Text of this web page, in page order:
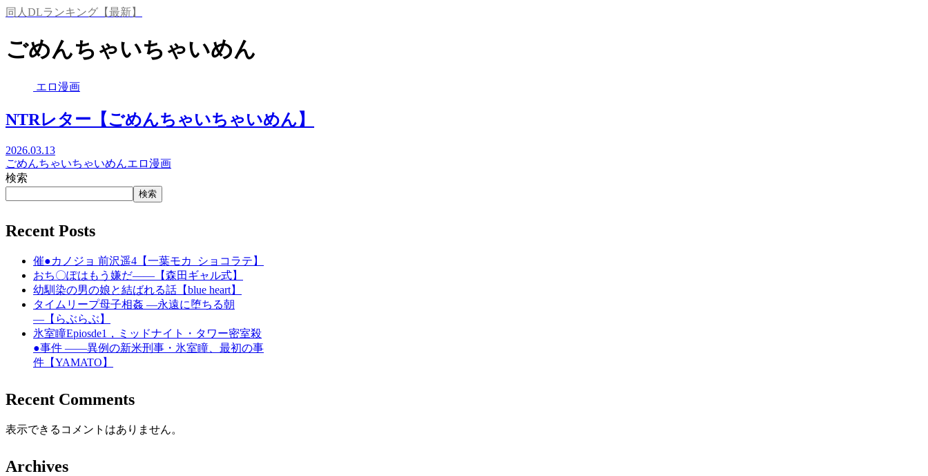
同人DLランキング【最新】
ごめんちゃいちゃいめん
エロ漫画
NTRレター【ごめんちゃいちゃいめん】
2026.03.13
ごめんちゃいちゃいめんエロ漫画
検索
検索
Recent Posts
催●カノジョ 前沢遥4【一葉モカ_ショコラテ】
おち〇ぽはもう嫌だ――【森田ギャル式】
幼馴染の男の娘と結ばれる話【blue heart】
タイムリープ母子相姦 ―永遠に堕ちる朝
―【らぶらぶ】
氷室瞳Epiosde1，ミッドナイト・タワー密室殺
●事件 ――異例の新米刑事・氷室瞳、最初の事
件【YAMATO】
Recent Comments
表示できるコメントはありません。
Archives